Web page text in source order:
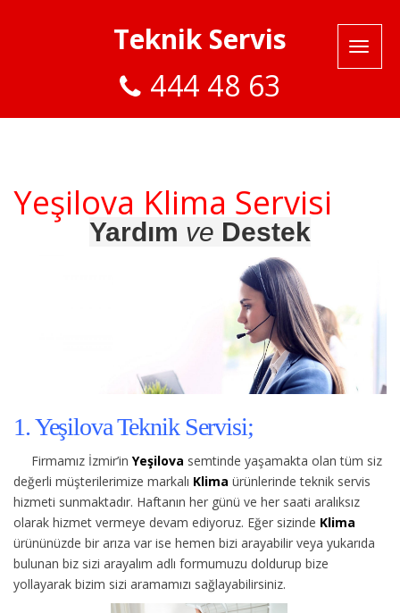
Teknik Servis
444 48 63
Yeşilova Klima Servisi
Yardım ve Destek
1. Yeşilova Teknik Servisi;
Firmamız İzmir’in Yeşilova semtinde yaşamakta olan tüm siz
değerli müşterilerimize markalı Klima ürünlerinde teknik servis
hizmeti sunmaktadır. Haftanın her günü ve her saati aralıksız
olarak hizmet vermeye devam ediyoruz. Eğer sizinde Klima
ürününüzde bir arıza var ise hemen bizi arayabilir veya yukarıda
bulunan biz sizi arayalım adlı formumuzu doldurup bize
yollayarak bizim sizi aramamızı sağlayabilirsiniz.